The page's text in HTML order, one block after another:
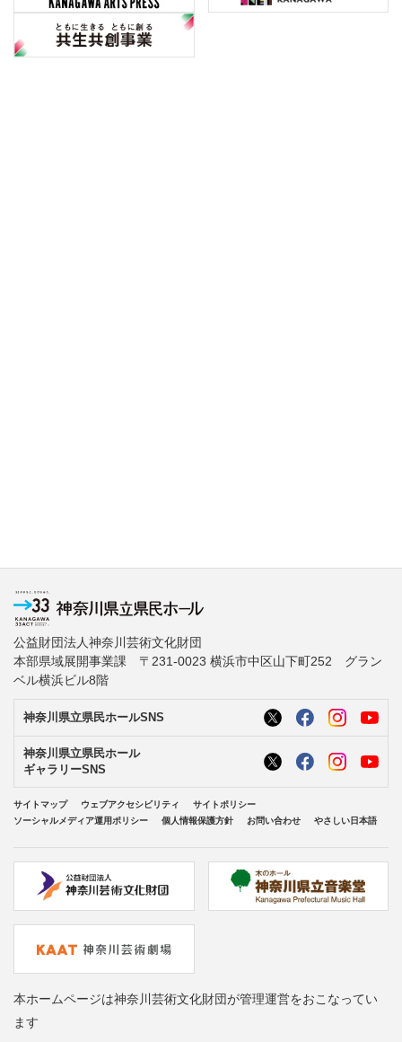
公益財団法人神奈川芸術文化財団
本部県域展開事業課 〒231-0023 横浜市中区山下町252 グラン
ベル横浜ビル8階
神奈川県立県民ホールSNS
神奈川県立県民ホール
ギャラリーSNS
サイトマップ ウェブアクセシビリティ
サイトポリシー
ソーシャルメディア運用ポリシー
個人情報保護方針 お問い合わせ やさしい日本語
本ホームページは神奈川芸術文化財団が管理運営をおこなってい
ます